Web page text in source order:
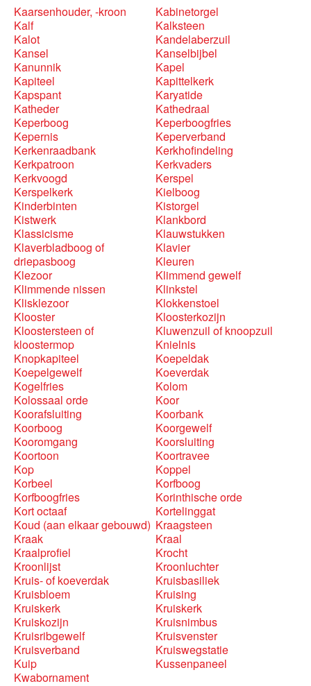
Kaarsenhouder, -kroon
Kabinetorgel
Kalf
Kalksteen
Kalot
Kandelaberzuil
Kansel
Kanselbijbel
Kanunnik
Kapel
Kapiteel
Kapittelkerk
Kapspant
Karyatide
Katheder
Kathedraal
Keperboog
Keperboogfries
Kepernis
Keperverband
Kerkenraadbank
Kerkhofindeling
Kerkpatroon
Kerkvaders
Kerkvoogd
Kerspel
Kerspelkerk
Kielboog
Kinderbinten
Kistorgel
Kistwerk
Klankbord
Klassicisme
Klauwstukken
Klaverbladboog of
driepasboog
Klavier
Kleuren
Klezoor
Klimmend gewelf
Klimmende nissen
Klinkstel
Klisklezoor
Klokkenstoel
Klooster
Kloosterkozijn
Kloostersteen of
kloostermop
Kluwenzuil of knoopzuil
Knielnis
Knopkapiteel
Koepeldak
Koepelgewelf
Koeverdak
Kogelfries
Kolom
Kolossaal orde
Koor
Koorafsluiting
Koorbank
Koorboog
Koorgewelf
Kooromgang
Koorsluiting
Koortoon
Koortravee
Kop
Koppel
Korbeel
Korfboog
Korfboogfries
Korinthische orde
Kort octaaf
Kortelinggat
Koud (aan elkaar gebouwd) Kraagsteen
Kraak
Kraal
Kraalprofiel
Krocht
Kroonlijst
Kroonluchter
Kruis- of koeverdak
Kruisbasiliek
Kruisbloem
Kruising
Kruiskerk
Kruiskerk
Kruiskozijn
Kruisnimbus
Kruisribgewelf
Kruisvenster
Kruisverband
Kruiswegstatie
Kuip
Kussenpaneel
Kwabornament